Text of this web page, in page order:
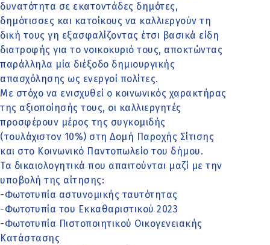
δυνατότητα σε εκατοντάδες δημότες,
δημότισσες και κατοίκους να καλλιεργούν τη
δική τους γη εξασφαλίζοντας έτσι βασικά είδη
διατροφής για το νοικοκυριό τους, αποκτώντας
παράλληλα μία διέξοδο δημιουργικής
απασχόλησης ως ενεργοί πολίτες.
Με στόχο να ενισχυθεί ο κοινωνικός χαρακτήρας
της αξιοποίησής τους, οι καλλιεργητές
προσφέρουν μέρος της συγκομιδής
(τουλάχιστον 10%) στη Δομή Παροχής Σίτισης
και στο Κοινωνικό Παντοπωλείο του δήμου.
Τα δικαιολογητικά που απαιτούνται μαζί με την
υποβολή της αίτησης:
-Φωτοτυπία αστυνομικής ταυτότητας
-Φωτοτυπία του Εκκαθαριστικού 2023
-Φωτοτυπία Πιστοποιητικού Οικογενειακής
Κατάστασης